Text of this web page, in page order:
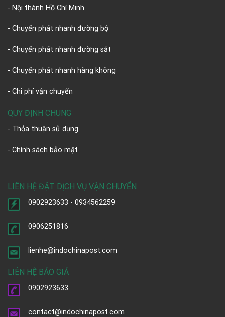
- Nội thành Hồ Chí Minh
- Chuyển phát nhanh đường bộ
- Chuyển phát nhanh đường sắt
- Chuyển phát nhanh hàng không
- Chi phí vận chuyển
QUY ĐỊNH CHUNG
- Thỏa thuận sử dụng
- Chính sách bảo mật
LIÊN HỆ ĐẶT DỊCH VỤ VẬN CHUYỂN
0902923633 - 0934562259
0906251816
lienhe@indochinapost.com
LIÊN HỆ BÁO GIÁ
0902923633
contact@indochinapost.com